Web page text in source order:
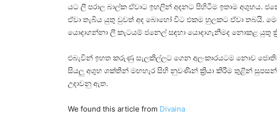
යට ලී පරාල බාල්ක ඒවාට ඉහලින් අදනට පිහිටීම ඉතාම අශුභය.
ඒවා තැබිය යුතු වුවත් අද බොහෝ විට එකම හුලකට ඒවා තබයි.
යොදාගන්නා ලී කැටයම් ජනෙල් සඳහා යොදාගැනීමද නොකළ යුතු
එබැවින් ඉහත කරුණු සැලකිල්ලට ගෙන අලංකාරයටම නොව ජොතිෂ්‍ය
සියලු අශුභ ශක්‌තීන් මඟහැර සිහි නුවණින් ක්‍රියා කිරීම තුළින්
උදාවනු ඇත.
We found this article from Divaina